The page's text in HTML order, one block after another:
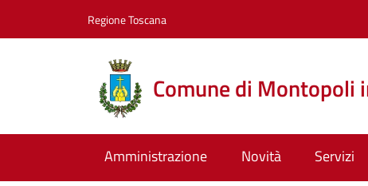
Regione Toscana
Comune di Montopoli
Amministrazione Novità Servizi